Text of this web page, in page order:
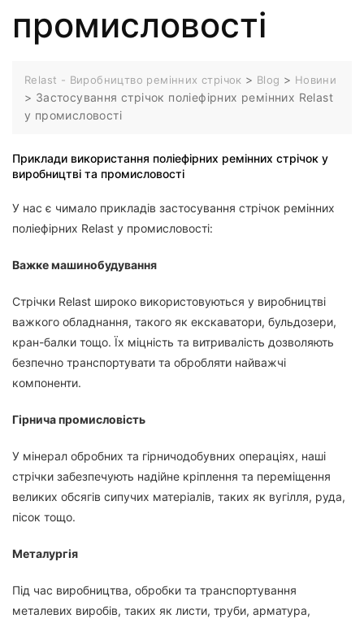
промисловості
Relast - Виробництво ремінних стрічок > Blog > Новини
> Застосування стрічок поліефірних ремінних Relast
у промисловості
Приклади використання поліефірних ремінних стрічок у
виробництві та промисловості
У нас є чимало прикладів застосування стрічок ремінних
поліефірних Relast у промисловості:
Важке машинобудування
Стрічки Relast широко використовуються у виробництві
важкого обладнання, такого як екскаватори, бульдозери,
кран-балки тощо. Їх міцність та витривалість дозволяють
безпечно транспортувати та обробляти найважчі
компоненти.
Гірнича промисловість
У мінерал обробних та гірничодобувних операціях, наші
стрічки забезпечують надійне кріплення та переміщення
великих обсягів сипучих матеріалів, таких як вугілля, руда,
пісок тощо.
Металургія
Під час виробництва, обробки та транспортування
металевих виробів, таких як листи, труби, арматура,